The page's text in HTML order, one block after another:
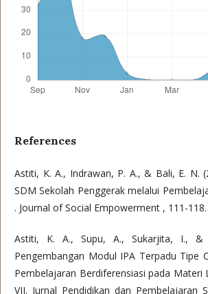
References
Astiti, K. A., Indrawan, P. A., & Bali, E. N.
SDM Sekolah Penggerak melalui
. Journal of Social Empowerment , 111-118.
Astiti, K. A., Supu, A., Sukarjita, I., &
Pengembangan Modul IPA Terpadu Tipe
Pembelajaran Berdiferensiasi pada Materi
VII. Jurnal Pendidikan dan Pembelajaran